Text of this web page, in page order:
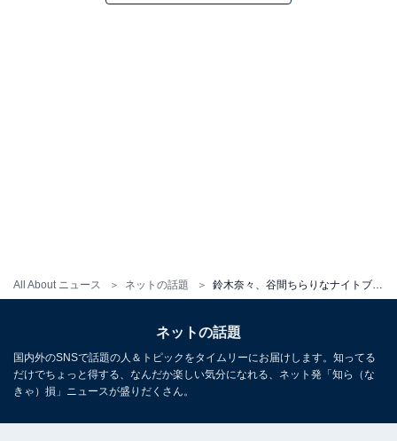
All About ニュース ネットの話題
ネットの話題
国内外のSNSで話題の人＆トピックをタイムリーにお届けします。知ってる
だけでちょっと得する、なんだか楽しい気分になれる、ネット発「知ら（な
きゃ）損」ニュースが盛りだくさん。